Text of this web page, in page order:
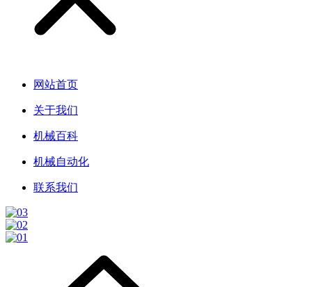
网站首页
关于我们
机械百科
机械自动化
联系我们